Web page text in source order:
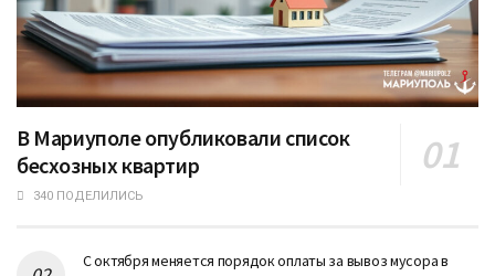
В Мариуполе опубликовали список
бесхозных квартир
340 ПОДЕЛИЛИСЬ
С октября меняется порядок оплаты за вывоз мусора в